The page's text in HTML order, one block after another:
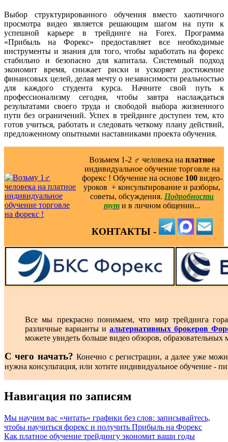
Выбор структурированного обучения вместо хаотичного
просмотра видео является решающим шагом на пути к
успешной карьере в трейдинге на Forex. Программа
«Прибыль на Форекс» предоставляет все необходимые
инструменты и знания для того, чтобы заработать на форекс
стабильно и безопасно для капитала. Системный подход
экономит время, снижает риски и ускоряет достижение
финансовых целей, делая мечту о независимости реальностью
для каждого студента курса. Начните свой путь к
профессионализму сегодня, чтобы завтра наслаждаться
результатами своего труда и свободой выбора жизненного
пути без ограничений. Успех в трейдинге доступен тем, кто
готов учиться, работать и следовать четкому плану действий,
предложенному опытными наставниками проекта обучения.
Возьмем 1-2 ‍♂️ человека на платное
индивидуальное обучение торговле на
форекс ! Обучение на основе 100видео-
уроков ️ + консультирование и разборы,
советы, обсуждения. Подробности
тут и в личном общении...
КОНТАКТЫ -
Все мы прекрасно понимаем, что мир трейдинга
различные варианты и альтернативных брокеров
можете увидеть больше видео обзоров, образовательных
С чего начать?Конечно с регистрации, а далее уже
нужна консультация, или хотите индивидуальное обучение -
Навигация по записям
Мы научим вас «читать» графики без слов: записывайтесь,
чтобы научиться форекс и получить Прибыль на Форекс
Как платное обучение трейдингу экономит ваши годы